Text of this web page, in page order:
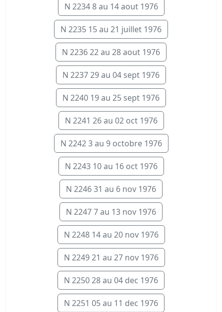
N 2234 8 au 14 aout 1976
N 2235 15 au 21 juillet 1976
N 2236 22 au 28 aout 1976
N 2237 29 au 04 sept 1976
N 2240 19 au 25 sept 1976
N 2241 26 au 02 oct 1976
N 2242 3 au 9 octobre 1976
N 2243 10 au 16 oct 1976
N 2246 31 au 6 nov 1976
N 2247 7 au 13 nov 1976
N 2248 14 au 20 nov 1976
N 2249 21 au 27 nov 1976
N 2250 28 au 04 dec 1976
N 2251 05 au 11 dec 1976